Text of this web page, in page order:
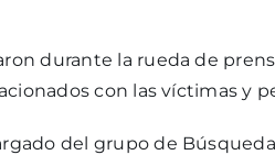
durante la rueda de
con las víctimas y
del grupo de